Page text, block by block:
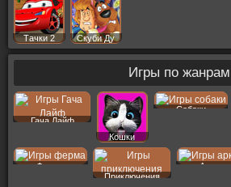
Тачки 2 Скуби Ду
Игры по жанрам
Гача Лайф
Кошки
Собаки
Ферма
Приключения
Аркады